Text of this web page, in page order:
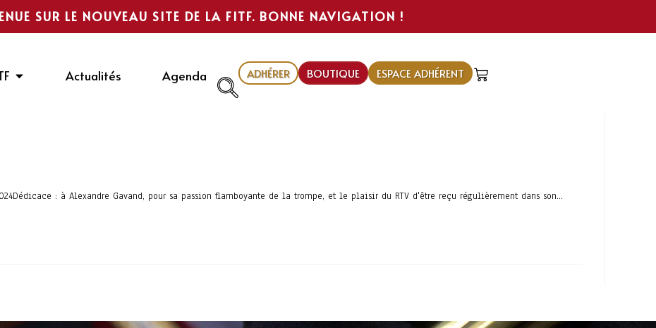
SUR LE NOUVEAU SITE DE LA FITF. BONNE NAVIGATION !
Actualités
Agenda
ADHÉRER BOUTIQUE ESPACE ADHÉRENT
: à Alexandre Gavand, pour sa passion flamboyante de la trompe, et le plaisir du RTV d'être reçu régulièrement dans son…